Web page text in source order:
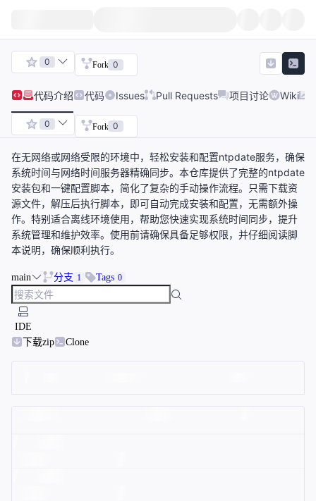
0 Fork 0
代码介绍 代码 Issues Pull Requests 项目讨论 Wiki
0 Fork 0
在无网络或网络受限的环境中，轻松安装和配置ntpdate服务，确保
系统时间与网络时间服务器精确同步。本仓库提供了完整的ntpdate
安装包和一键配置脚本，简化了复杂的手动操作流程。只需下载资
源文件，解压后执行脚本，即可自动完成安装和配置，无需额外操
作。特别适合离线环境使用，帮助您快速实现系统时间同步，提升
系统管理和维护效率。使用前请确保具备足够权限，并仔细阅读脚
本说明，确保顺利执行。
main 分支 1 Tags 0
IDE
下载zip
Clone